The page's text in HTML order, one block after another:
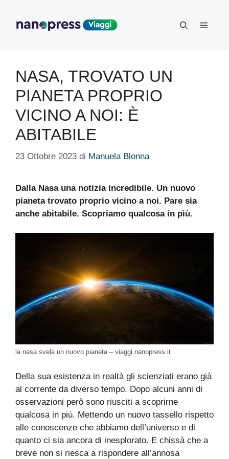
contenuto
Menu
NASA, TROVATO UN
PIANETA PROPRIO
VICINO A NOI: È
ABITABILE
23 Ottobre 2023 di Manuela Blonna
Dalla Nasa una notizia incredibile. Un nuovo
pianeta trovato proprio vicino a noi. Pare sia
anche abitabile. Scopriamo qualcosa in più.
la nasa svela un nuovo pianeta – viaggi.nanopress.it
Della sua esistenza in realtà gli scienziati erano già
al corrente da diverso tempo. Dopo alcuni anni di
osservazioni però sono riusciti a scoprirne
qualcosa in più. Mettendo un nuovo tassello rispetto
alle conoscenze che abbiamo dell’universo e di
quanto ci sia ancora di inesplorato. E chissà che a
breve non si riesca a rispondere all’annosa